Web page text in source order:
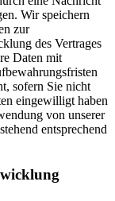
Wir speichern
zur
des Vertrages
Daten mit
sofern Sie nicht
eingewilligt haben
von unserer
entsprechend